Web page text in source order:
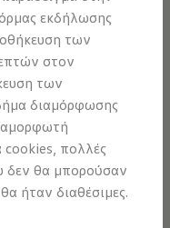
εκδήλωσης
των
στον
των
διαμόρφωσης
cookies, πολλές
δεν θα μπορούσαν
ήταν διαθέσιμες.
την ηλεκτροκίνηση
φτάσω;
στα ID.
ενέργειας κατά την
στα ID.
αυτοκίνητα
του
;Χάρη στο
Σας δίνει τη
εφαρμογές και
σας.
CarPlay ή Android